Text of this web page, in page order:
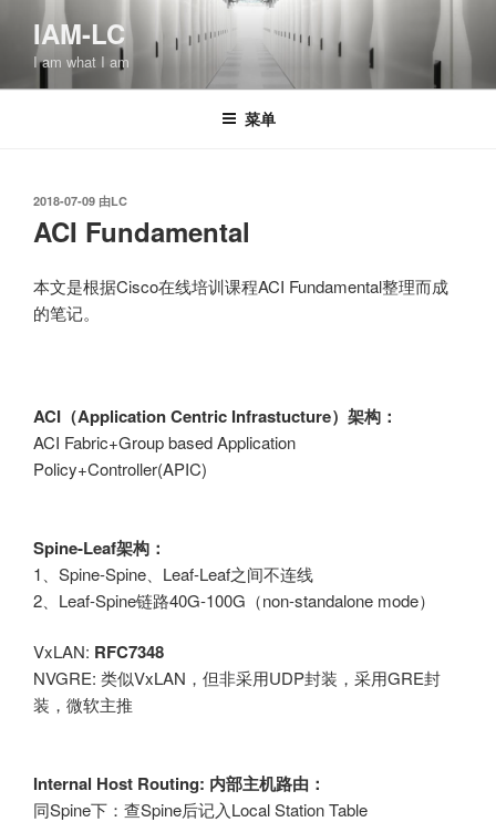
容
IAM-LC
I am what I am
菜单
发
布
于
2018-07-09 由LC
ACI Fundamental
本文是根据Cisco在线培训课程ACI Fundamental整理而成
的笔记。
ACI（Application Centric Infrastucture）架构：
ACI Fabric+Group based Application
Policy+Controller(APIC)
Spine-Leaf架构：
1、Spine-Spine、Leaf-Leaf之间不连线
2、Leaf-Spine链路40G-100G（non-standalone mode）
VxLAN: RFC7348
NVGRE: 类似VxLAN，但非采用UDP封装，采用GRE封
装，微软主推
Internal Host Routing: 内部主机路由：
同Spine下：查Spine后记入Local Station Table